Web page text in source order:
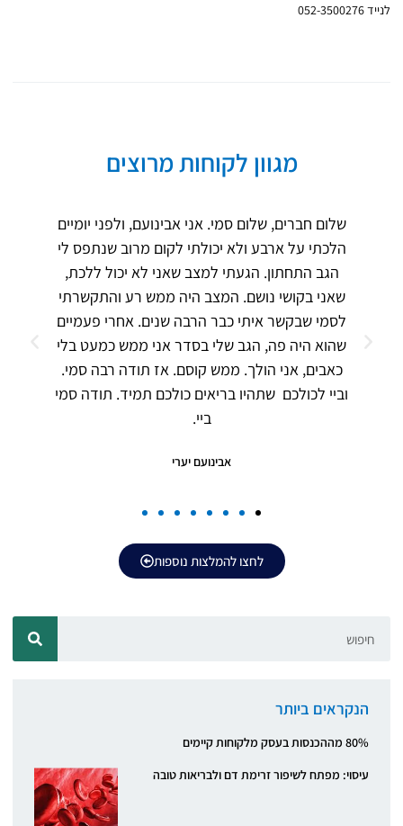
לנייד 052-3500276
מגוון לקוחות מרוצים
שלום חברים, שלום סמי. אני אבינועם, ולפני יומיים
הלכתי על ארבע ולא יכולתי לקום מרוב שנתפס לי
הגב התחתון. הגעתי למצב שאני לא יכול ללכת,
שאני בקושי נושם. המצב היה ממש רע והתקשרתי
לסמי שבקשר איתי כבר הרבה שנים. אחרי פעמיים
שהוא היה פה, הגב שלי בסדר אני ממש כמעט בלי
כאבים, אני הולך. ממש קוסם. אז תודה רבה סמי.
וביי לכולכם שתהיו בריאים כולכם תמיד. תודה סמי
ביי.
אבינועם יערי
לחצו להמלצות נוספות
הנקראים ביותר
80% מההכנסות בעסק מלקוחות קיימים
עיסוי: מפתח לשיפור זרימת דם ולבריאות טובה